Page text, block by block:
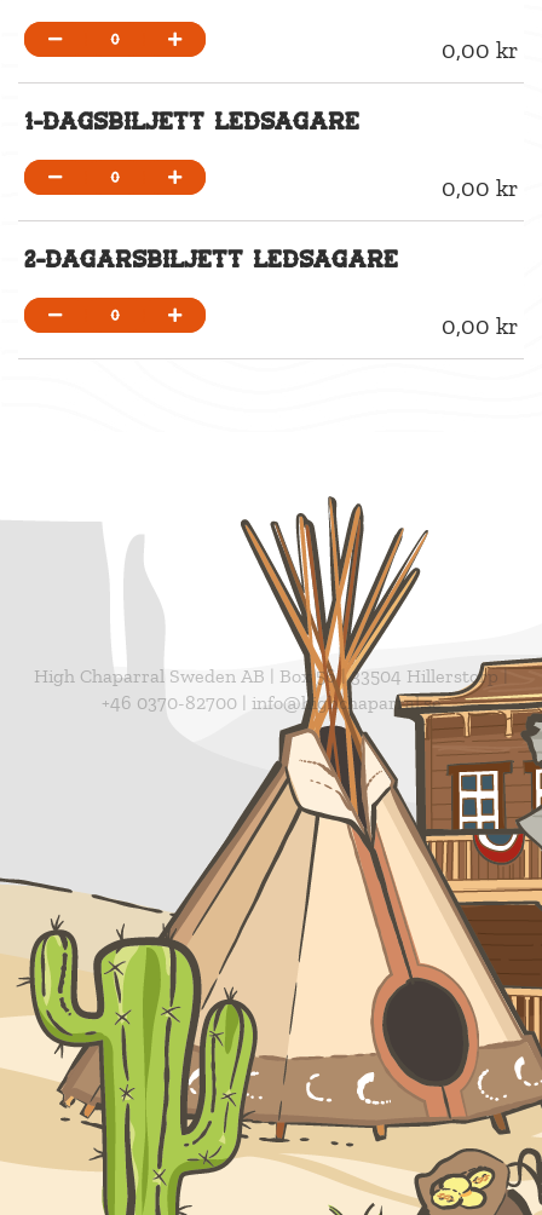
0 0,00 kr
1-dagsbiljett Ledsagare
0 0,00 kr
2-dagarsbiljett Ledsagare
0 0,00 kr
High Chaparral Sweden AB | Box 56 | 33504 Hillerstorp |
+46 0370-82700 | info@highchaparral.se